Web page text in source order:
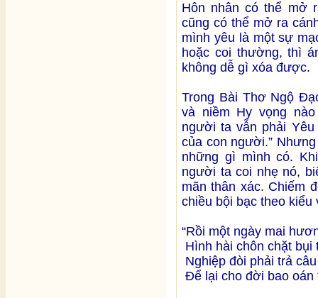
Hôn nhân có thể mở
cũng có thể mở ra
mình yêu là một sự
hoặc coi thường, thì
không dễ gì xóa được.
Trong Bài Thơ Ngộ
và niềm Hy vọng
người ta vẫn phải
của con người.”
những gì mình có.
người ta coi nhẹ nó,
mãn thân xác. Chiếm
chiều bội bạc theo kiểu
“Rồi một ngày mai
Hình hài chôn chặt bụi
Nghiệp đòi phải trả
Để lại cho đời bao oán